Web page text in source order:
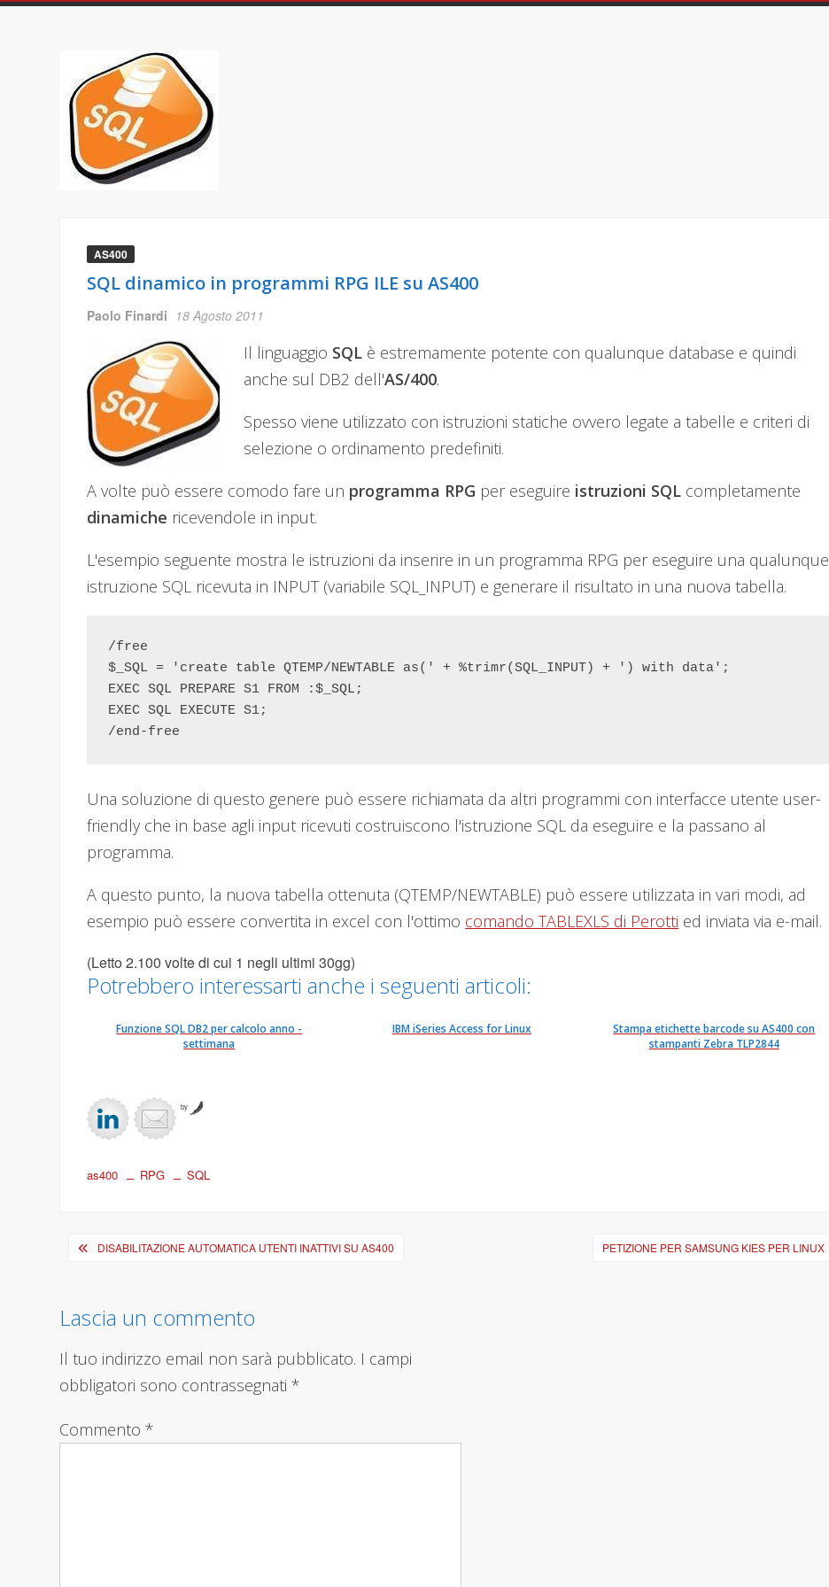
AS400
SQL dinamico in programmi RPG ILE su AS400
Paolo Finardi 18 Agosto 2011
Il linguaggio SQL è estremamente potente con qualunque database e quindi
anche sul DB2 dell'AS/400.
Spesso viene utilizzato con istruzioni statiche ovvero legate a tabelle e criteri di
selezione o ordinamento predefiniti.
A volte può essere comodo fare un programma RPG per eseguire istruzioni SQL completamente
dinamiche ricevendole in input.
L'esempio seguente mostra le istruzioni da inserire in un programma RPG per eseguire una qualunque
istruzione SQL ricevuta in INPUT (variabile SQL_INPUT) e generare il risultato in una nuova tabella.
/free
$_SQL = 'create table QTEMP/NEWTABLE as(' + %trimr(SQL_INPUT) + ') with data';
EXEC SQL PREPARE S1 FROM :$_SQL;
EXEC SQL EXECUTE S1;
/end-free
Una soluzione di questo genere può essere richiamata da altri programmi con interfacce utente user-
friendly che in base agli input ricevuti costruiscono l'istruzione SQL da eseguire e la passano al
programma.
A questo punto, la nuova tabella ottenuta (QTEMP/NEWTABLE) può essere utilizzata in vari modi, ad
esempio può essere convertita in excel con l'ottimo comando TABLEXLS di Perotti ed inviata via e-mail.
(Letto 2.100 volte di cui 1 negli ultimi 30gg)
Potrebbero interessarti anche i seguenti articoli:
Funzione SQL DB2 per calcolo anno -
settimana
IBM iSeries Access for Linux
Stampa etichette barcode su AS400 con
stampanti Zebra TLP2844
by
as400 RPG SQL
Navigazione
DISABILITAZIONE AUTOMATICA UTENTI INATTIVI SU AS400 PETIZIONE PER SAMSUNG KIES PER LINUX
Lascia un commento
Il tuo indirizzo email non sarà pubblicato. I campi
obbligatori sono contrassegnati*
Commento*